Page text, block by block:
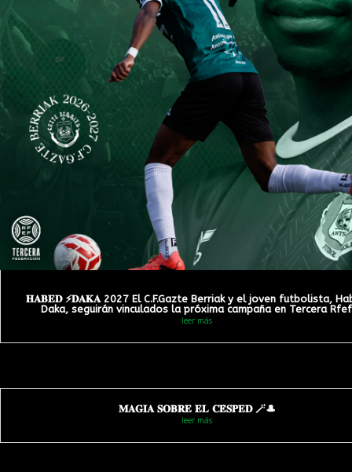
𝐇𝐀𝐁𝐄𝐃 ⚡️𝐃𝐀𝐊𝐀 2027 El C.F.Gazte Berriak y el joven futbolista,
Daka, seguirán vinculados la próxima campaña en Tercera
leer más
𝐌𝐀𝐆𝐈𝐀 𝐒𝐎𝐁𝐑𝐄 𝐄𝐋 𝐂𝐄̀𝐒𝐏𝐄𝐃 🪄🎩
leer más